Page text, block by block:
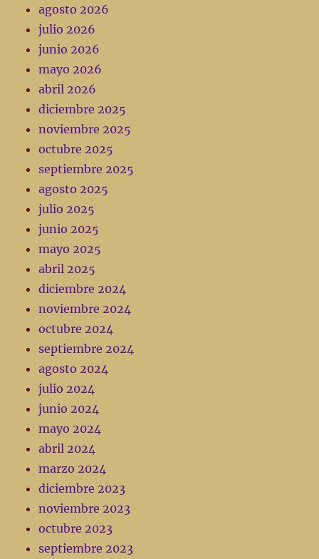
agosto 2026
julio 2026
junio 2026
mayo 2026
abril 2026
diciembre 2025
noviembre 2025
octubre 2025
septiembre 2025
agosto 2025
julio 2025
junio 2025
mayo 2025
abril 2025
diciembre 2024
noviembre 2024
octubre 2024
septiembre 2024
agosto 2024
julio 2024
junio 2024
mayo 2024
abril 2024
marzo 2024
diciembre 2023
noviembre 2023
octubre 2023
septiembre 2023